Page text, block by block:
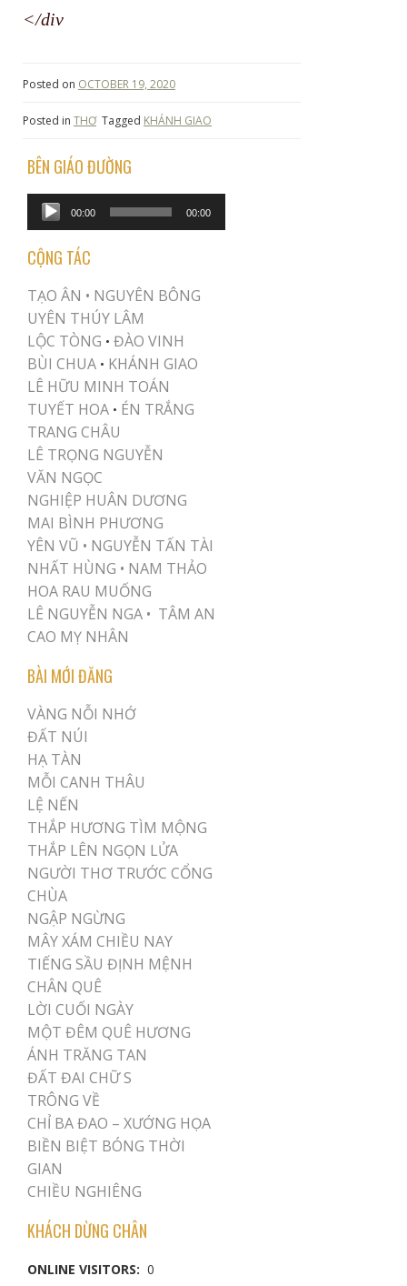
</div
Posted on OCTOBER 19, 2020
Posted in THƠ Tagged KHÁNH GIAO
BÊN GIÁO ĐƯỜNG
Audio
Player
00:00 00:00
CỘNG TÁC
TẠO ÂN • NGUYÊN BÔNG
UYÊN THÚY LÂM
LỘC TÒNG • ĐÀO VINH
BÙI CHUA • KHÁNH GIAO
LÊ HỮU MINH TOÁN
TUYẾT HOA • ÉN TRẮNG
TRANG CHÂU
LÊ TRỌNG NGUYỄN
VĂN NGỌC
NGHIỆP HUÂN DƯƠNG
MAI BÌNH PHƯƠNG
YÊN VŨ • NGUYỄN TẤN TÀI
NHẤT HÙNG • NAM THẢO
HOA RAU MUỐNG
LÊ NGUYỄN NGA • TÂM AN
CAO MỴ NHÂN
BÀI MỚI ĐĂNG
VÀNG NỖI NHỚ
ĐẤT NÚI
HẠ TÀN
MỖI CANH THÂU
LỆ NẾN
THẮP HƯƠNG TÌM MỘNG
THẮP LÊN NGỌN LỬA
NGƯỜI THƠ TRƯỚC CỔNG
CHÙA
NGẬP NGỪNG
MÂY XÁM CHIỀU NAY
TIẾNG SẦU ĐỊNH MỆNH
CHÂN QUÊ
LỜI CUỐI NGÀY
MỘT ĐÊM QUÊ HƯƠNG
ÁNH TRĂNG TAN
ĐẤT ĐAI CHỮ S
TRÔNG VỀ
CHỈ BA ĐAO – XƯỚNG HỌA
BIỀN BIỆT BÓNG THỜI
GIAN
CHIỀU NGHIÊNG
KHÁCH DỪNG CHÂN
ONLINE VISITORS: 0